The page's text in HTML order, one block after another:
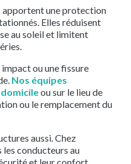
une protection
Elles réduisent
au soleil et limitent
ou une fissure
Nos équipes
ou sur le lieu de
ou le remplacement du
aussi. Chez
les conducteurs au
et leur confort.